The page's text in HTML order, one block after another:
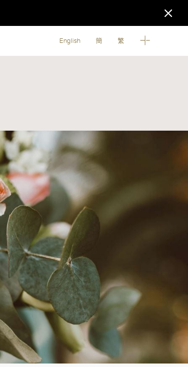
English 簡 繁